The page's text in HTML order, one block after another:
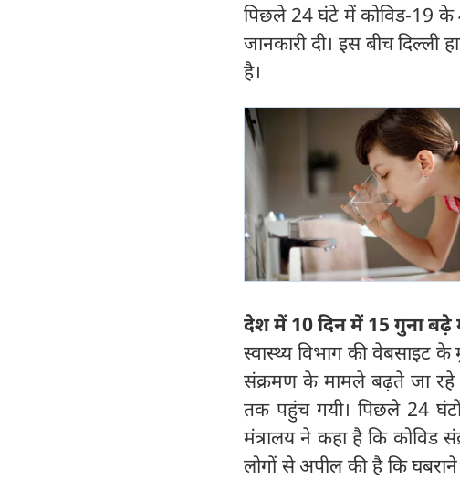
पिछले 24 घंटे में कोविड-19 के
जानकारी दी। इस बीच दिल्ली
है।
देश में 10 दिन में 15 गुना बढ़े
स्वास्थ्य विभाग की वेबसाइट
संक्रमण के मामले बढ़ते जा रहे
तक पहुंच गयी। पिछले 24
मंत्रालय ने कहा है कि कोविड
लोगों से अपील की है कि